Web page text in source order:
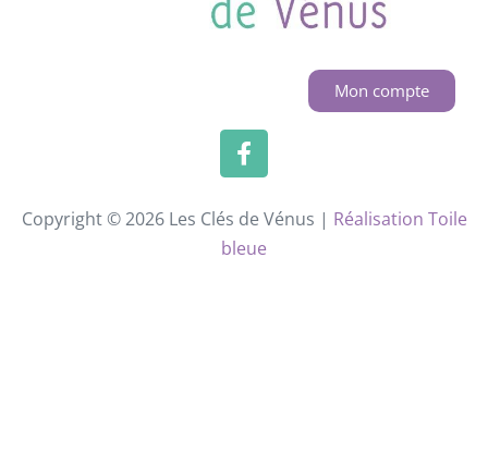
Mon compte
Copyright © 2026 Les Clés de Vénus | Réalisation Toile
bleue